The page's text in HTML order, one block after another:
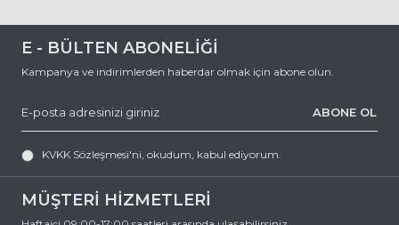
MÜŞTERİ HİZMETLERİ
E - BÜLTEN ABONELİĞİ
Kampanya ve indirimlerden haberdar olmak için abone olun.
ABONE OL
KVKK Sözleşmesi'ni, okudum, kabul ediyorum.